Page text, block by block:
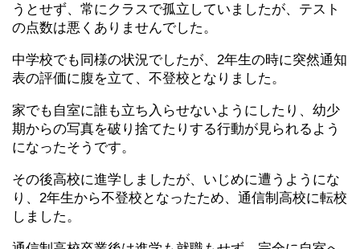
うとせず、常にクラスで孤立していましたが、テスト
の点数は悪くありませんでした。
中学校でも同様の状況でしたが、2年生の時に突然通知
表の評価に腹を立て、不登校となりました。
家でも自室に誰も立ち入らせないようにしたり、幼少
期からの写真を破り捨てたりする行動が見られるよう
になったそうです。
その後高校に進学しましたが、いじめに遭うようにな
り、2年生から不登校となったため、通信制高校に転校
しました。